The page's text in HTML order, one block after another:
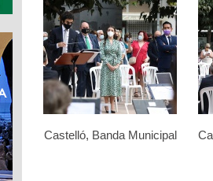
Castelló, Banda Municipal